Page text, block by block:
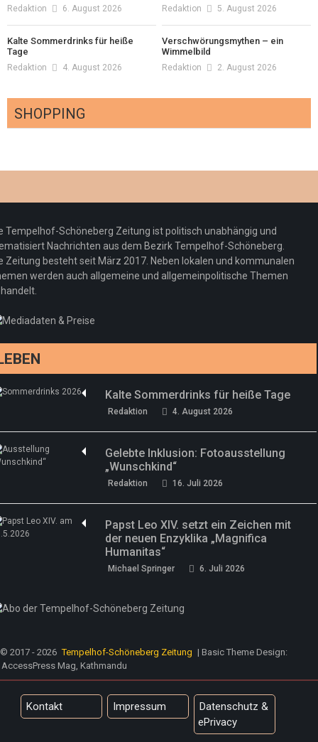
Redaktion 6. August 2026 Redaktion 5. August 2026
Kalte Sommerdrinks für heiße
Tage
Redaktion 4. August 2026
Verschwörungsmythen – ein
Wimmelbild
Redaktion 2. August 2026
SHOPPING
Redaktion 23. Juli 2026
Pepe Jeans London mit Summer Sale und
neuer Kollektion
Redaktion 19. Juli 2026
Woher kommt der Honig? – Neue EU-
Regeln gelten 14. Juni
drei neue Specials zur Fußball-WM
Tempelhof-Schöneberg Zeitung ist politisch unabhängig und
Nachrichten aus dem Bezirk Tempelhof-Schöneberg.
Zeitung besteht seit März 2017. Neben lokalen und kommunalen
werden auch allgemeine und allgemeinpolitische Themen
Kalte Sommerdrinks für heiße Tage
Redaktion 4. August 2026
Gelebte Inklusion: Fotoausstellung
„Wunschkind“
Redaktion 16. Juli 2026
Papst Leo XIV. setzt ein Zeichen mit
der neuen Enzyklika „Magnifica
Humanitas“
Michael Springer 6. Juli 2026
© 2017 - 2026 Tempelhof-Schöneberg Zeitung | Basic Theme Design:
AccessPress Mag, Kathmandu
Kontakt Impressum
Datenschutz &
ePrivacy